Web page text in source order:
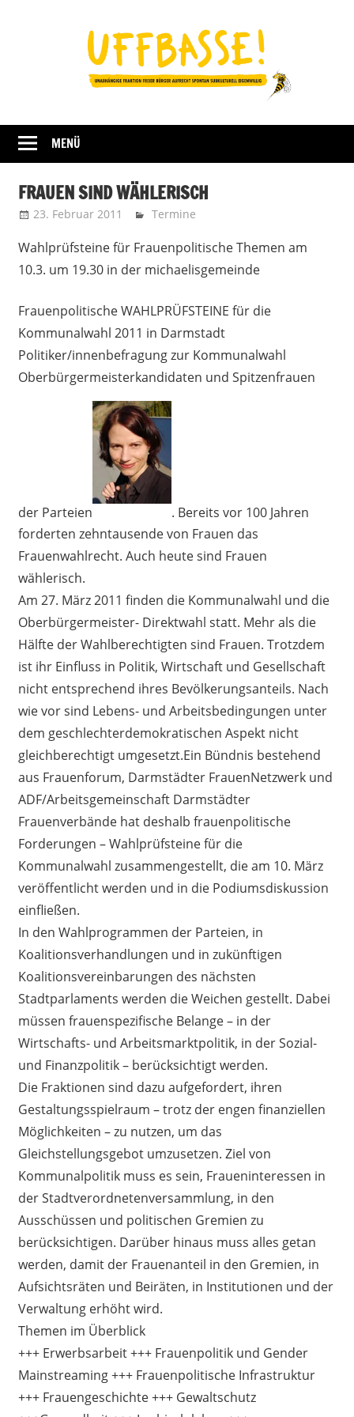
UFFBASSE!
Darmstadt
MENÜ
FRAUEN SIND WÄHLERISCH
23. Februar 2011 Uffbasse
Termine
Wahlprüfsteine für Frauenpolitische Themen am
10.3. um 19.30 in der michaelisgemeinde
Frauenpolitische WAHLPRÜFSTEINE für die
Kommunalwahl 2011 in Darmstadt
Politiker/innenbefragung zur Kommunalwahl
Oberbürgermeisterkandidaten und Spitzenfrauen
der Parteien
. Bereits vor 100 Jahren
forderten zehntausende von Frauen das
Frauenwahlrecht. Auch heute sind Frauen
wählerisch.
Am 27. März 2011 finden die Kommunalwahl und die
Oberbürgermeister- Direktwahl statt. Mehr als die
Hälfte der Wahlberechtigten sind Frauen. Trotzdem
ist ihr Einfluss in Politik, Wirtschaft und Gesellschaft
nicht entsprechend ihres Bevölkerungsanteils. Nach
wie vor sind Lebens- und Arbeitsbedingungen unter
dem geschlechterdemokratischen Aspekt nicht
gleichberechtigt umgesetzt.Ein Bündnis bestehend
aus Frauenforum, Darmstädter FrauenNetzwerk und
ADF/Arbeitsgemeinschaft Darmstädter
Frauenverbände hat deshalb frauenpolitische
Forderungen – Wahlprüfsteine für die
Kommunalwahl zusammengestellt, die am 10. März
veröffentlicht werden und in die Podiumsdiskussion
einfließen.
In den Wahlprogrammen der Parteien, in
Koalitionsverhandlungen und in zukünftigen
Koalitionsvereinbarungen des nächsten
Stadtparlaments werden die Weichen gestellt. Dabei
müssen frauenspezifische Belange – in der
Wirtschafts- und Arbeitsmarktpolitik, in der Sozial-
und Finanzpolitik – berücksichtigt werden.
Die Fraktionen sind dazu aufgefordert, ihren
Gestaltungsspielraum – trotz der engen finanziellen
Möglichkeiten – zu nutzen, um das
Gleichstellungsgebot umzusetzen. Ziel von
Kommunalpolitik muss es sein, Fraueninteressen in
der Stadtverordnetenversammlung, in den
Ausschüssen und politischen Gremien zu
berücksichtigen. Darüber hinaus muss alles getan
werden, damit der Frauenanteil in den Gremien, in
Aufsichtsräten und Beiräten, in Institutionen und der
Verwaltung erhöht wird.
Themen im Überblick
+++ Erwerbsarbeit +++ Frauenpolitik und Gender
Mainstreaming +++ Frauenpolitische Infrastruktur
+++ Frauengeschichte +++ Gewaltschutz